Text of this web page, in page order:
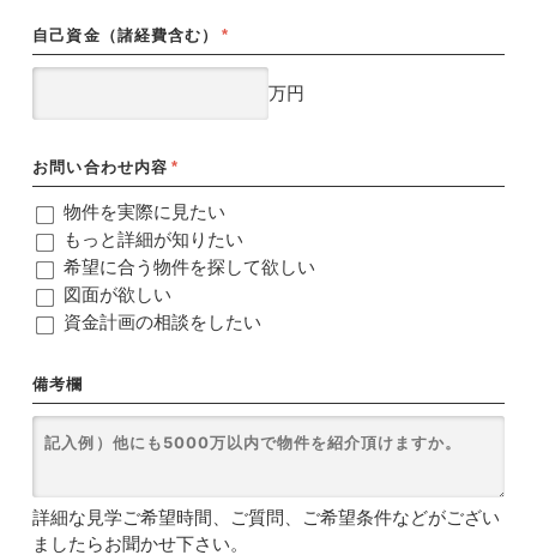
自己資金（諸経費含む） *
万円
お問い合わせ内容 *
物件を実際に見たい
もっと詳細が知りたい
希望に合う物件を探して欲しい
図面が欲しい
資金計画の相談をしたい
備考欄
詳細な見学ご希望時間、ご質問、ご希望条件などがござい
ましたらお聞かせ下さい。